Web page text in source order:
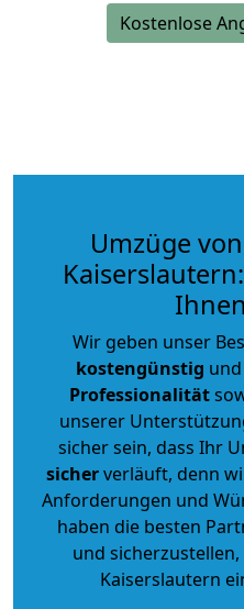
Kostenlose
Umzüge
Wir geben unser
kostengünstig
Professionalität
unserer
sicher sein, dass Ihr
sicherverläuft, denn
Anforderungen und
haben die besten
und
Kaiserslautern